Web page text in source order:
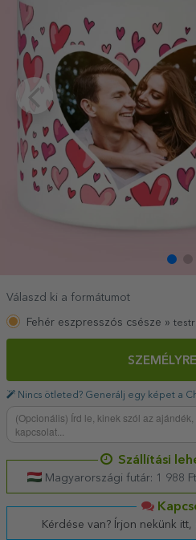
Válaszd ki a formátumot
Fehér eszpresszós csésze »
Nincs ötleted? Generálj egy képet a
Szállítási
Magyarországi futár: 1 988 Ft
Kérdése van? Írjon nekünk